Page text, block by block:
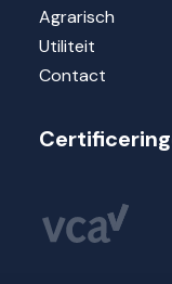
Agrarisch
Utiliteit
Contact